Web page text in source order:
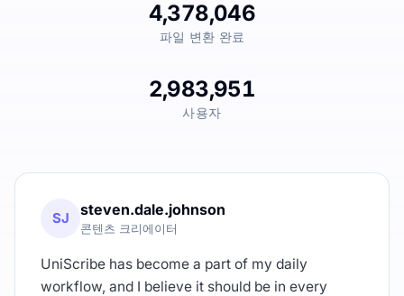
4,378,046
파일 변환 완료
2,983,951
사용자
SJ steven.dale.johnson
콘텐츠 크리에이터
UniScribe has become a part of my daily
workflow, and I believe it should be in every